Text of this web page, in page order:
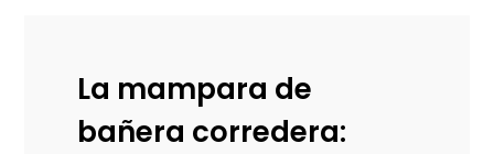
La mampara de
bañera corredera: